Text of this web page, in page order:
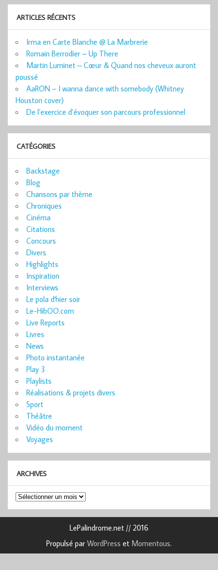
ARTICLES RÉCENTS
Irma en Carte Blanche @ La Marbrerie
Romain Berrodier – Up There
Martin Luminet – Cœur & Quand nos cheveux auront
poussé
AaRON – I wanna dance with somebody (Whitney
Houston cover)
De l’exercice d’évoquer son parcours professionnel
CATÉGORIES
Backstage
Blog
Chansons par thème
Chroniques
Cinéma
Citations
Concours
Divers
Highlights
Inspiration
Interviews
Le pola d'hier soir
Le-HibOO.com
Live Reports
Livres
News
Photo instantanée
Play 3
Playlists
Réalisations & projets divers
Sport
Théâtre
Vidéo du moment
Voyages
ARCHIVES
Archives
LePalindrome.net // 2016
Propulsé par WordPress et Momentous.